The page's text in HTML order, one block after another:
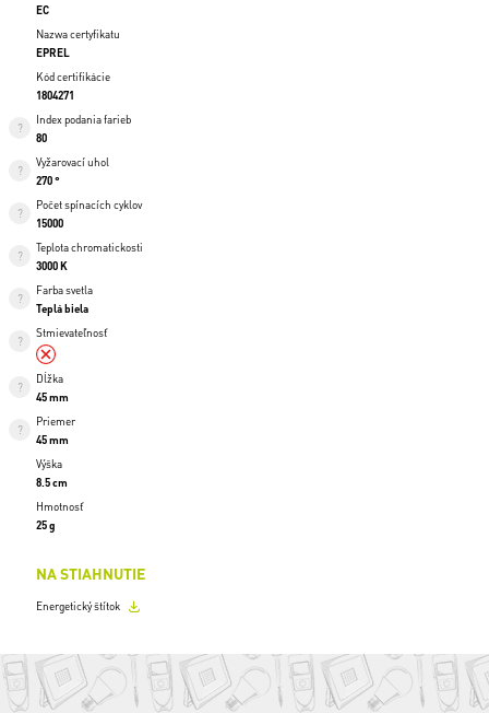
EC
Nazwa certyfikatu
EPREL
Kód certifikácie
1804271
Index podania farieb
80
Vyžarovací uhol
270 °
Počet spínacích cyklov
15000
Teplota chromatickosti
3000 K
Farba svetla
Teplá biela
Stmievateľnosť
Dĺžka
45 mm
Priemer
45 mm
Výška
8.5 cm
Hmotnosť
25 g
NA STIAHNUTIE
Energetický štítok